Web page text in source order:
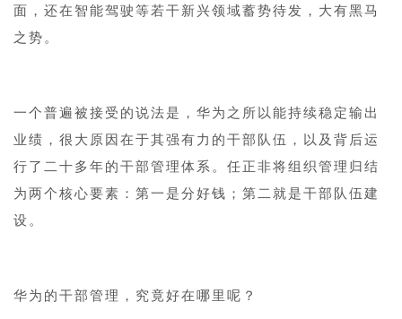
面，还在智能驾驶等若干新兴领域蓄势待发，大有黑马
之势。
一个普遍被接受的说法是，华为之所以能持续稳定输出
业绩，很大原因在于其强有力的干部队伍，以及背后运
行了二十多年的干部管理体系。任正非将组织管理归结
为两个核心要素：第一是分好钱；第二就是干部队伍建
设。
华为的干部管理，究竟好在哪里呢？